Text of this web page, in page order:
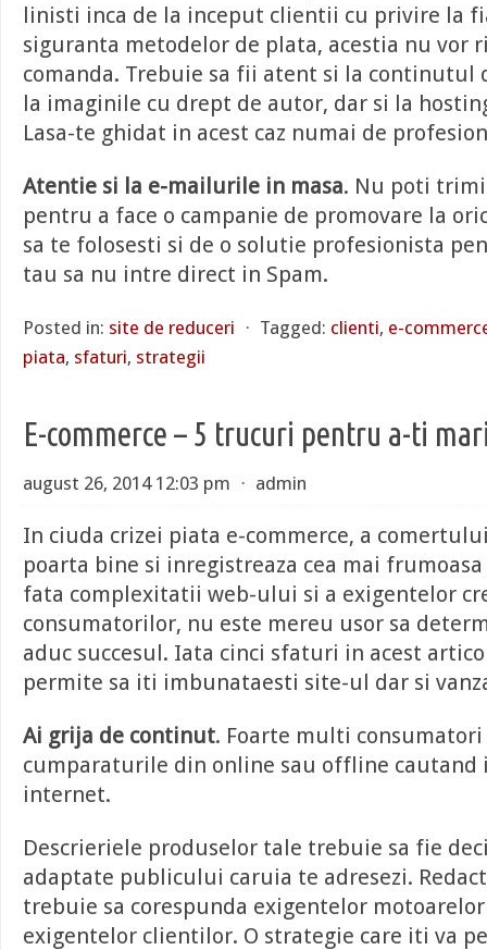
linisti inca de la inceput clientii cu privire la
siguranta metodelor de plata, acestia nu vor
comanda. Trebuie sa fii atent si la continutul
la imaginile cu drept de autor, dar si la
Lasa-te ghidat in acest caz numai de
Atentie si la e-mailurile in masa. Nu poti
pentru a face o campanie de promovare la
sa te folosesti si de o solutie profesionista
tau sa nu intre direct in Spam.
Posted in: site de reduceri ⋅ Tagged: clienti, e-
piata, sfaturi, strategii
E-commerce – 5 trucuri pentru a-ti
august 26, 2014 12:03 pm ⋅ admin
In ciuda crizei piata e-commerce, a
poarta bine si inregistreaza cea mai
fata complexitatii web-ului si a exigentelor
consumatorilor, nu este mereu usor sa
aduc succesul. Iata cinci sfaturi in acest
permite sa iti imbunataesti site-ul dar si
Ai grija de continut. Foarte multi
cumparaturile din online sau offline
internet.
Descrieriele produselor tale trebuie sa fie
adaptate publicului caruia te adresezi.
trebuie sa corespunda exigentelor
exigentelor clientilor. O strategie care iti va